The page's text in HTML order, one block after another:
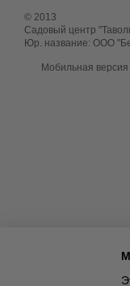
© 2013
Садовый центр
Юр. название: ООО
Мобильная версия